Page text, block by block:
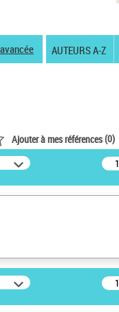
AUTEURS A-Z
Ajouter à mes références(0)